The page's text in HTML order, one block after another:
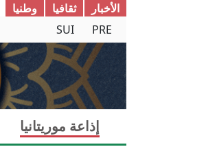
الأخبار ثقافیا
وطنیا
PRE
SUI
إذاعة موريتانيا